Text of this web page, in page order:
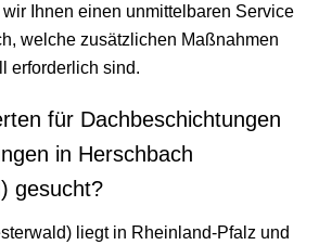
Ihnen einen unmittelbaren Service
welche zusätzlichen Maßnahmen
erforderlich sind.
für Dachbeschichtungen
in Herschbach
gesucht?
liegt in Rheinland-Pfalz und